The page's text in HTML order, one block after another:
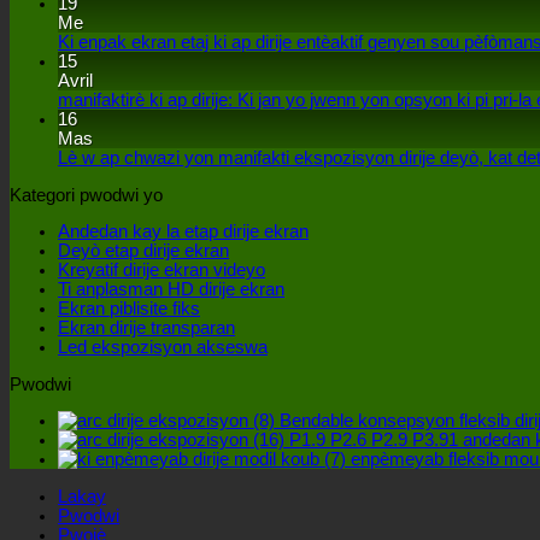
19
Me
Ki enpak ekran etaj ki ap dirije entèaktif genyen sou
15
Avril
manifaktirè ki ap dirije: Ki jan yo jwenn yon opsyon ki pi pri-la
16
Mas
Lè w ap chwazi yon manifakti ekspozisyon dirije deyò, kat
Kategori pwodwi yo
Andedan kay la etap dirije ekran
Deyò etap dirije ekran
Kreyatif dirije ekran videyo
Ti anplasman HD dirije ekran
Ekran piblisite fiks
Ekran dirije transparan
Led ekspozisyon akseswa
Pwodwi
Bendable konsepsyon fleksib
P1.9 P2.6 P2.9 P3.91
enpèmeyab fleksib
Lakay
Pwodwi
Pwojè